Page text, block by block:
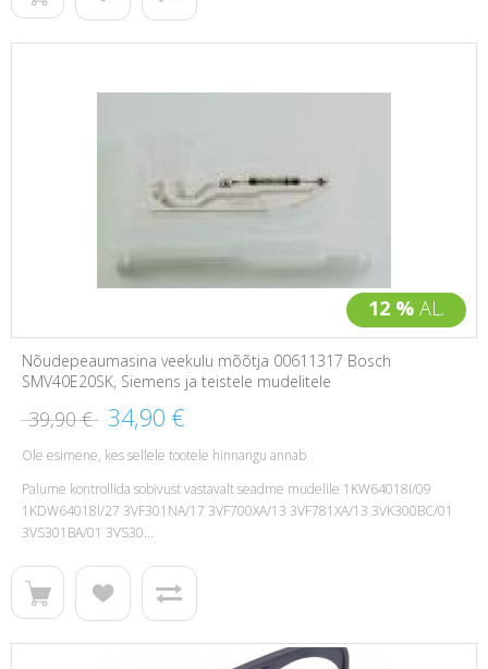
12 % AL.
Nõudepeaumasina veekulu mõõtja 00611317 Bosch
SMV40E20SK, Siemens ja teistele mudelitele
39,90 € 34,90 €
Ole esimene, kes sellele tootele hinnangu annab
Palume kontrollida sobivust vastavalt seadme mudelile 1KW64018I/09
1KDW64018I/27 3VF301NA/17 3VF700XA/13 3VF781XA/13 3VK300BC/01
3VS301BA/01 3VS30...